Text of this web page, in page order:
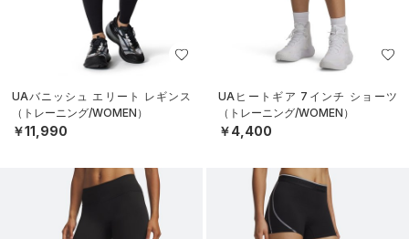
UAバニッシュ エリート レギンス
（トレーニング/WOMEN）
￥11,990
UAヒートギア 7インチ ショーツ
（トレーニング/WOMEN）
￥4,400